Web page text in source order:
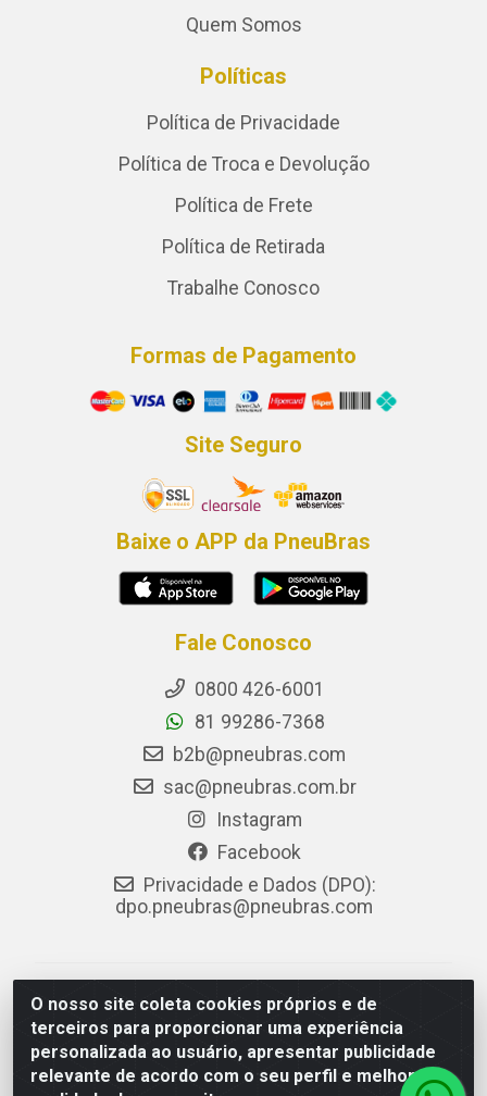
O nosso site coleta cookies próprios e de
terceiros para proporcionar uma experiência
personalizada ao usuário, apresentar publicidade
relevante de acordo com o seu perfil e melhorar a
Quem Somos
Políticas
Política de Privacidade
Política de Troca e Devolução
Política de Frete
Política de Retirada
Trabalhe Conosco
Formas de Pagamento
Site Seguro
Baixe o APP da PneuBras
Fale Conosco
0800 426-6001
81 99286-7368
b2b@pneubras.com
sac@pneubras.com.br
Instagram
Facebook
Privacidade e Dados (DPO):
dpo.pneubras@pneubras.com
PneuBras - Rodovia BR-101, KM 82 - Prazeres,
Jaboatão dos Guararapes/PE - CEP 54.335-000 - CNPJ
08.678.386/0001-05 - Pneubras Comércio de Pneus
Ltda